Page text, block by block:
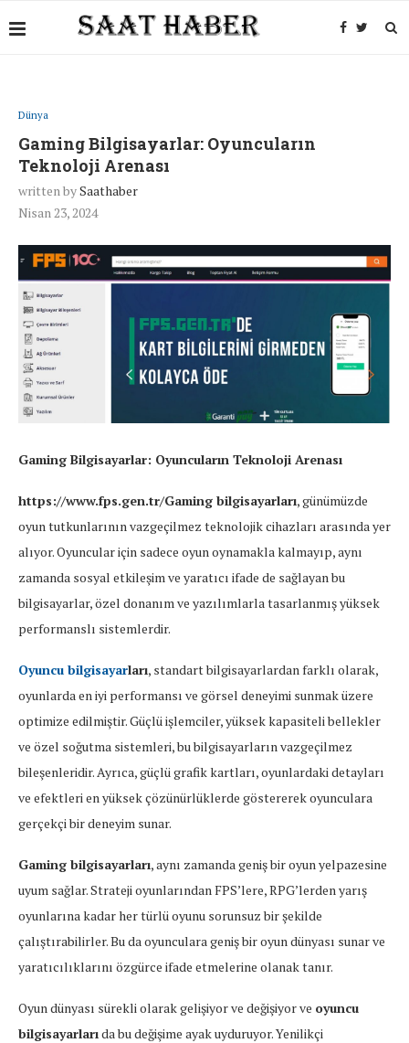
Dünya
Gaming Bilgisayarlar: Oyuncuların
Teknoloji Arenası
written bySaathaber
Nisan 23, 2024
Gaming Bilgisayarlar: Oyuncuların Teknoloji Arenası
https://www.fps.gen.tr/Gaming bilgisayarları, günümüzde
oyun tutkunlarının vazgeçilmez teknolojik cihazları arasında yer
alıyor. Oyuncular için sadece oyun oynamakla kalmayıp, aynı
zamanda sosyal etkileşim ve yaratıcı ifade de sağlayan bu
bilgisayarlar, özel donanım ve yazılımlarla tasarlanmış yüksek
performanslı sistemlerdir.
Oyuncu bilgisayarları, standart bilgisayarlardan farklı olarak,
oyunlarda en iyi performansı ve görsel deneyimi sunmak üzere
optimize edilmiştir. Güçlü işlemciler, yüksek kapasiteli bellekler
ve özel soğutma sistemleri, bu bilgisayarların vazgeçilmez
bileşenleridir. Ayrıca, güçlü grafik kartları, oyunlardaki detayları
ve efektleri en yüksek çözünürlüklerde göstererek oyunculara
gerçekçi bir deneyim sunar.
Gaming bilgisayarları, aynı zamanda geniş bir oyun yelpazesine
uyum sağlar. Strateji oyunlarından FPS’lere, RPG’lerden yarış
oyunlarına kadar her türlü oyunu sorunsuz bir şekilde
çalıştırabilirler. Bu da oyunculara geniş bir oyun dünyası sunar ve
yaratıcılıklarını özgürce ifade etmelerine olanak tanır.
Oyun dünyası sürekli olarak gelişiyor ve değişiyor ve oyuncu
bilgisayarlarıda bu değişime ayak uyduruyor. Yenilikçi